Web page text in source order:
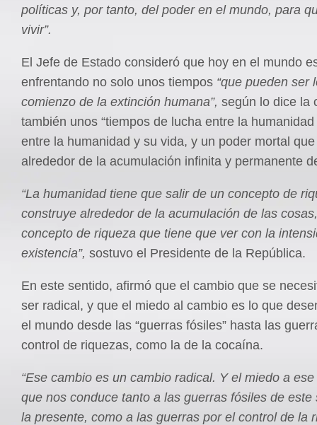
políticas y, por tanto, del poder en el mundo, para
vivir”.
El Jefe de Estado consideró que hoy en el mundo
enfrentando no solo unos tiempos “que pueden ser
comienzo de la extinción humana”, según lo dice la
también unos “tiempos de lucha entre la
entre la humanidad y su vida, y un poder mortal
alrededor de la acumulación infinita y permanente
“La humanidad tiene que salir de un concepto de
construye alrededor de la acumulación de las
concepto de riqueza que tiene que ver con la
existencia”, sostuvo el Presidente de la República.
En este sentido, afirmó que el cambio que se
ser radical, y que el miedo al cambio es lo que
el mundo desde las “guerras fósiles” hasta las
control de riquezas, como la de la cocaína.
“Ese cambio es un cambio radical. Y el miedo a
que nos conduce tanto a las guerras fósiles de este
la presente, como a las guerras por el control de la